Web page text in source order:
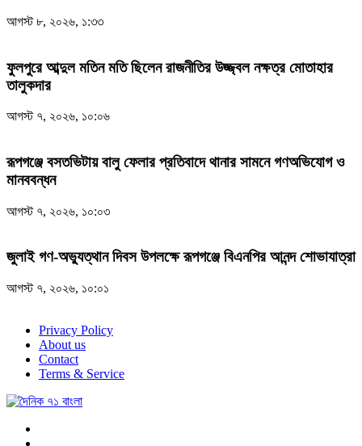
আগস্ট ৮, ২০২৬, ১:৩৩
ফুলপুরে আব্দুল মতিন মতি ছিলেন রাজনীতির উজ্জ্বল নক্ষত্র মোতাহার
তালুকদার
আগস্ট ৭, ২০২৬, ১০:০৬
রূপগঞ্জে বসতভিটায় বালু ফেলার প্রতিবাদে থানার সামনে গণঅভিযোগ ও
মানববন্ধন
আগস্ট ৭, ২০২৬, ১০:০৩
জুলাই গণ-অভ্যুত্থান দিবস উপলক্ষে রূপগঞ্জে বিএনপির আনন্দ শোভাযাত্রা
আগস্ট ৭, ২০২৬, ১০:০১
Privacy Policy
About us
Contact
Terms & Service